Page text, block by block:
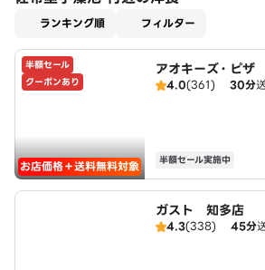
ランキング順 フィルター
半額セール
クーポンあり
お店価格＋送料無料対象
アオキーズ・ピ
4.0(361) 30分
半額セール実施中
ガスト 知多店
4.3(338) 45分